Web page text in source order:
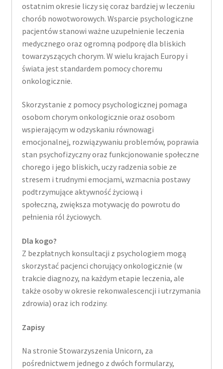
ostatnim okresie liczy się coraz bardziej w leczeniu
chorób nowotworowych. Wsparcie psychologiczne
pacjentów stanowi ważne uzupełnienie leczenia
medycznego oraz ogromną podporę dla bliskich
towarzyszących chorym. W wielu krajach Europy i
świata jest standardem pomocy choremu
onkologicznie.
Skorzystanie z pomocy psychologicznej pomaga
osobom chorym onkologicznie oraz osobom
wspierającym w odzyskaniu równowagi
emocjonalnej, rozwiązywaniu problemów, poprawia
stan psychofizyczny oraz funkcjonowanie społeczne
chorego i jego bliskich, uczy radzenia sobie ze
stresem i trudnymi emocjami, wzmacnia postawy
podtrzymujące aktywność życiową i
społeczną, zwiększa motywację do powrotu do
pełnienia ról życiowych.
Dla kogo?
Z bezpłatnych konsultacji z psychologiem mogą
skorzystać pacjenci chorujący onkologicznie (w
trakcie diagnozy, na każdym etapie leczenia, ale
także osoby w okresie rekonwalescencji i utrzymania
zdrowia) oraz ich rodziny.
Zapisy
Na stronie Stowarzyszenia Unicorn, za
pośrednictwem jednego z dwóch formularzy,